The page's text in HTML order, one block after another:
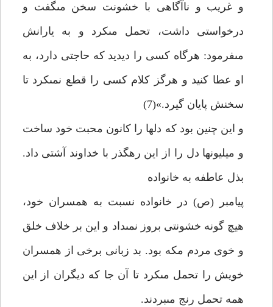
و غريب و ناآگاهى با خشونت سخن مى‏گفت و
درخواستى داشت، تحمل مى‏كرد و به يارانش
مى‏فرمود: هرگاه كسى را ديديد كه حاجتى دارد، به
او عطا كنيد و هرگز كلام كسى را قطع نمى‏كرد تا
سخنش پايان گيرد.»(7)
و اين چنين بود كه دل‏ها را كانون محبت خود ساخت
و ميليون‏ها دل را از اين رهگذر با خداوند آشتى داد.
بذل عاطفه به خانواده
پيامبر (ص) در خانواده نسبت به همسران خود،
هيچ گونه خشونتى بروز نمى‏داد و اين بر خلاف خلق
و خوى مردم مكه بود. بد زبانى برخى از همسران
خويش را تحمل مى‏كرد تا آن جا كه ديگران از اين
همه تحمل رنج مى‏بردند.